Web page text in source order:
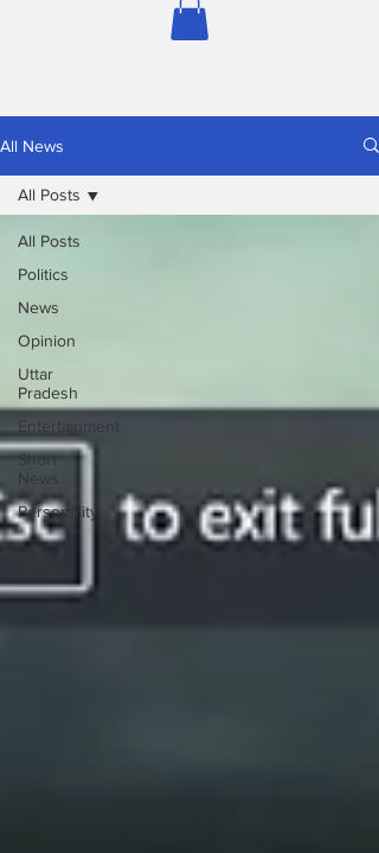
All News
All Posts
Politics
News
Opinion
Uttar
Pradesh
Entertainment
Short
News
Personality
All Posts